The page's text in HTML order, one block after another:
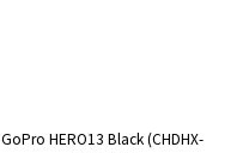
GoPro HERO13 Black (CHDHX-